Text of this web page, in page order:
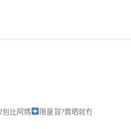
比阿媽 限量貨?賣晒就冇